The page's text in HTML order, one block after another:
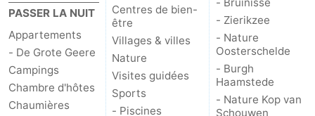
PASSER LA NUIT
Appartements
- De Grote Geere
Campings
Chambre d'hôtes
Chaumières
Centres de bien-
être
Villages & villes
Nature
Visites guidées
Sports
- Piscines
- Zierikzee
- Nature
Oosterschelde
- Burgh
Haamstede
- Nature Kop van
Schouwen